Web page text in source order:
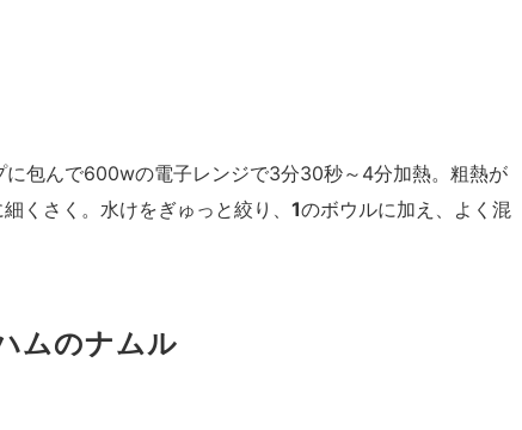
に包んで600wの電子レンジで3分30秒～4分加熱。粗熱が
くさく。水けをぎゅっと絞り、 1のボウルに加え、よく混
ムのナムル